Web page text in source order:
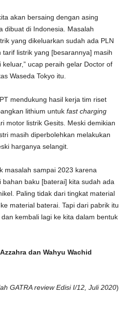
akan bersaing dengan asing
dibuat di Indonesia. Masalah
yang dikeluarkan sudah ada PLN
listrik yang [besarannya] masih
ucap peraih gelar Doctor of
Waseda Tokyo itu.
mendukung hasil kerja tim riset
lithium untuk fast charging
motor listrik Gesits. Meski demikian
masih diperbolehkan melakukan
harganya selangit.
masalah sampai 2023 karena
bahan baku [baterai] kita sudah ada
Paling tidak dari tingkat material
material baterai. Tapi dari pabrik itu
kembali lagi ke kita dalam bentuk
dan Wahyu Wachid
GATRA review Edisi I/12, Juli 2020)